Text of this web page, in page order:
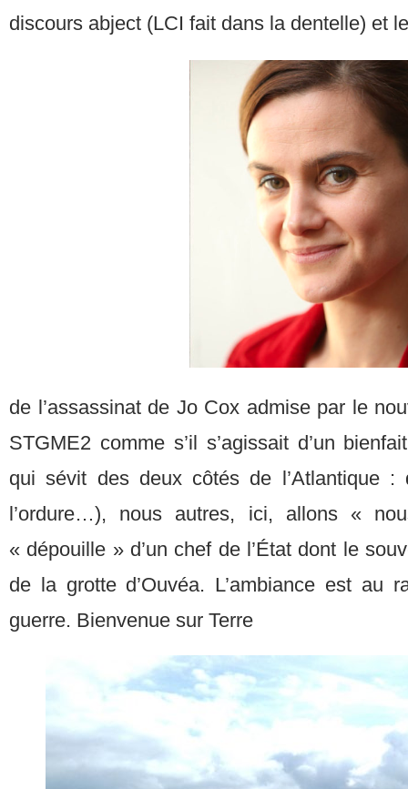
discours abject (LCI fait dans la dentelle) et
de l’assassinat de Jo Cox admise par le
STGME2 comme s’il s’agissait d’un
qui sévit des deux côtés de l’Atlantique
l’ordure…), nous autres, ici, allons «
« dépouille » d’un chef de l’État dont le
de la grotte d’Ouvéa. L’ambiance est au
guerre. Bienvenue sur Terre